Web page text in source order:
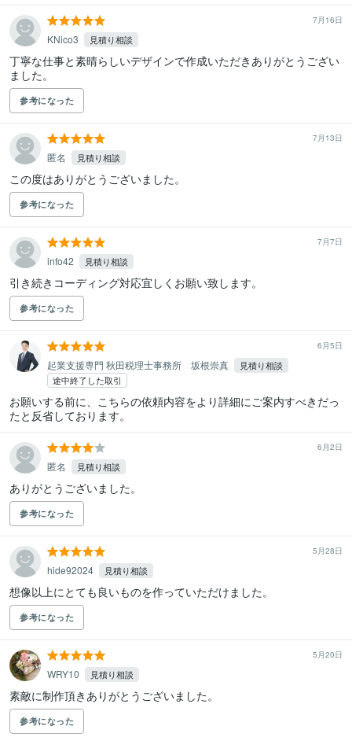
7月16日
KNico3 見積り相談
丁寧な仕事と素晴らしいデザインで作成いただきありがとうござい
ました。
参考になった
7月13日
匿名 見積り相談
この度はありがとうございました。
参考になった
7月7日
info42 見積り相談
引き続きコーディング対応宜しくお願い致します。
参考になった
6月5日
起業支援専門 秋田税理士事務所 坂根崇真
見積り相談
途中終了した取引
お願いする前に、こちらの依頼内容をより詳細にご案内すべきだっ
たと反省しております。
6月2日
匿名 見積り相談
ありがとうございました。
参考になった
5月28日
hide92024 見積り相談
想像以上にとても良いものを作っていただけました。
参考になった
5月20日
WRY10 見積り相談
素敵に制作頂きありがとうございました。
参考になった